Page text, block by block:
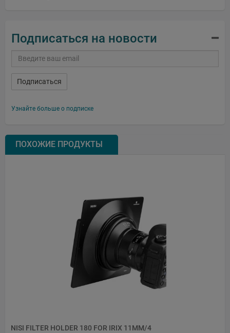
Подписаться на новости
Подписаться
Узнайте больше о подписке
ПОХОЖИЕ ПРОДУКТЫ
NISI FILTER HOLDER 180 FOR IRIX 11MM/4